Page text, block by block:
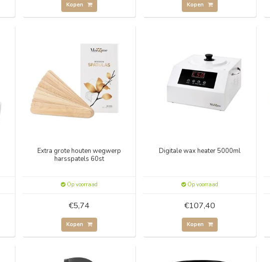
Kopen Kopen
Extra grote houten wegwerp
harsspatels 60st
Op voorraad
€5,74
Kopen
Digitale wax heater 5000ml
Op voorraad
€107,40
Kopen